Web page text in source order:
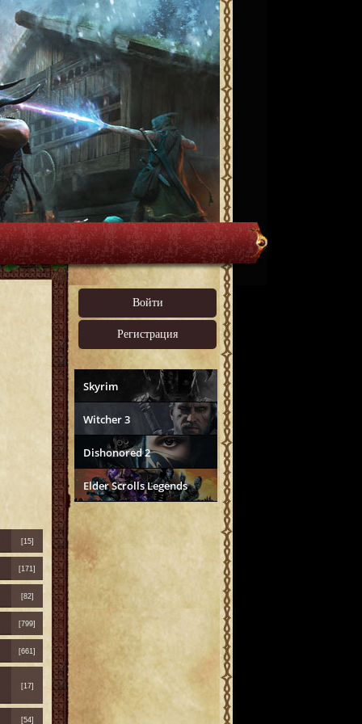
Войти
Регистрация
Skyrim
Witcher 3
Dishonored 2
Elder Scrolls Legends
[15]
[171]
[82]
[799]
[661]
[17]
[54]